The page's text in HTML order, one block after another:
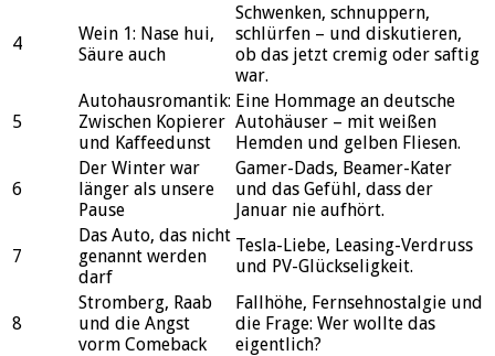
4
Wein 1: Nase hui,
Säure auch
Schwenken, schnuppern,
schlürfen – und diskutieren,
ob das jetzt cremig oder saftig
war.
5
Autohausromantik:
Zwischen Kopierer
und Kaffeedunst
Eine Hommage an deutsche
Autohäuser – mit weißen
Hemden und gelben Fliesen.
6
Der Winter war
länger als unsere
Pause
Gamer-Dads, Beamer-Kater
und das Gefühl, dass der
Januar nie aufhört.
7
Das Auto, das nicht
genannt werden
darf
Tesla-Liebe, Leasing-Verdruss
und PV-Glückseligkeit.
8
Stromberg, Raab
und die Angst
vorm Comeback
Fallhöhe, Fernsehnostalgie und
die Frage: Wer wollte das
eigentlich?